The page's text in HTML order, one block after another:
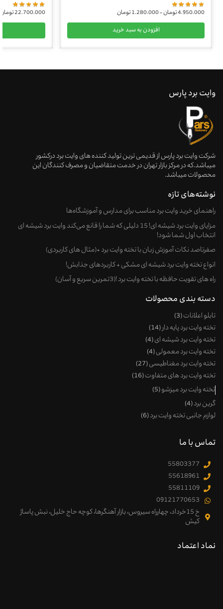
4.950.000تومان–
1.280.000تومان
افزودن به سبد خرید
22.700.000تومان
وایت برد پارس
شرکت وایت برد پارس از قدیمی ترین تولید کننده های وایت برد درکشور
میباشد.که در مرکز بازار تهران در خدمت متقاضیان و مصرف کنندگان این
محصولات میباشد.
نوشته‌های تازه
راهنمای خرید وایت‌ برد مناسب برای مدارس و آموزشگاه‌ها
مزایای وایت برد شیشه ای! 15 دلیلی که شما را قانع می‌کند وایت برد شیشه ای
انتخاب اول شما شود!
صفرتاصد نکات آموزش زبان با تخته وایت برد +(مثال های کاربردی)
انواع تخته وایت برد شیشه ای مشکی + کاربردهای جذابش!
راه های تقویت حافظه با تخته وایت برد !(3تمرین سریع و آسان)
دسته بندی محصولات
تابلو اعلانات 3
تخته وایت برد پایه دار 14
تخته وایت برد شیشه ای 4
تخته وایت برد معمولی 4
تخته وایت برد مغناطیسی 27
تخته وایت برد های متفاوت 16
تخته وایت برد میزشو 5
گرین برد 4
لوازم جانبی تخته وایت برد 6
تماس با ما
55803377
55618961
55811109
09121770653
خ 15خرداد، چهارراه سیروس، بازار آهنگرها، کوچه حاج خلیل، نبش پاساژ
کیش
نماد اعتماد